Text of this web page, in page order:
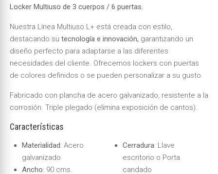
Locker Multiuso de 3 cuerpos / 6 puertas.
Nuestra Línea Multiuso L+ está creada con estilo,
destacando su tecnología e innovación, garantizando un
diseño perfecto para adaptarse a las diferentes
necesidades del cliente. Ofrecemos lockers con puertas
de colores definidos o se pueden personalizar a su gusto.
Fabricado con plancha de acero galvanizado, resistente a la
corrosión. Triple plegado (elimina exposición de cantos).
Características
Materialidad: Acero
galvanizado
Ancho: 90 cms.
Cerradura: Llave
escritorio o Porta
candado